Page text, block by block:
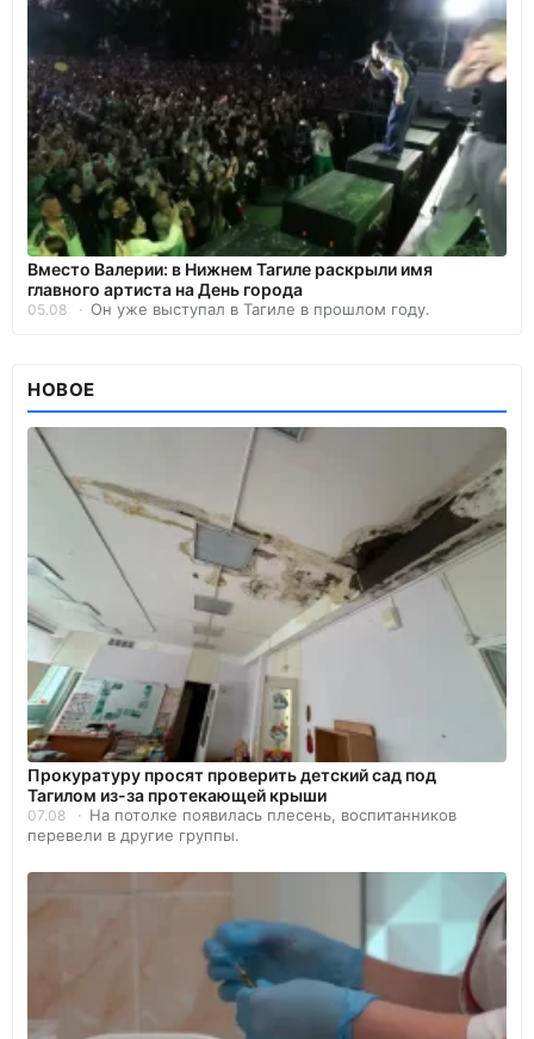
Вместо Валерии: в Нижнем Тагиле раскрыли имя
главного артиста на День города
05.08 Он уже выступал в Тагиле в прошлом году.
НОВОЕ
Прокуратуру просят проверить детский сад под
Тагилом из-за протекающей крыши
07.08
На потолке появилась плесень, воспитанников
перевели в другие группы.